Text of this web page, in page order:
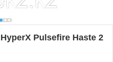
Pulsefire Haste 2